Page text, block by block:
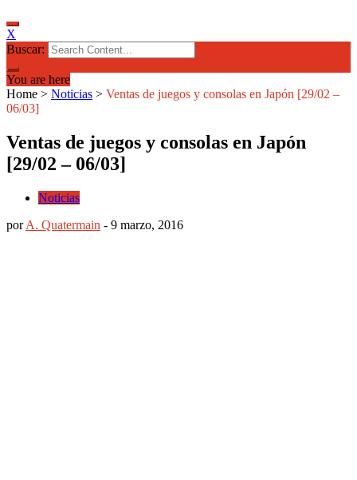
X
Buscar:
You are here
Home > Noticias > Ventas de juegos y consolas en Japón [29/02 –
06/03]
Ventas de juegos y consolas en Japón
[29/02 – 06/03]
Noticias
porA. Quatermain - 9 marzo, 2016